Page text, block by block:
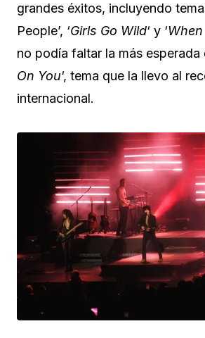
grandes éxitos, incluyendo
People’, ‘Girls Go Wild‘ y ‘When
no podía faltar la más esperada
On You‘, tema que la llevo al
internacional.